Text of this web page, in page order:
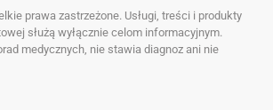
prawa zastrzeżone. Usługi, treści i produkty
służą wyłącznie celom informacyjnym.
medycznych, nie stawia diagnoz ani nie